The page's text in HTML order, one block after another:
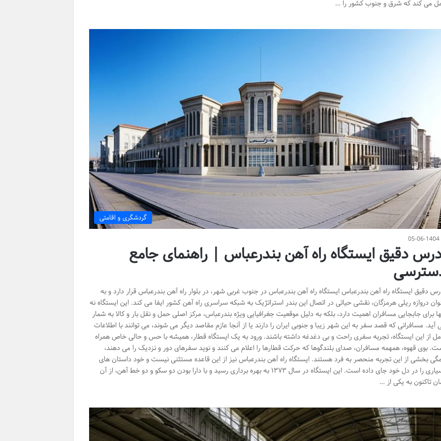
می کند که شرق و جنوب کشور را …
گردشگری و اقامتی
05-06-1404
دقیق ایستگاه راه آهن بندرعباس | راهنمای جامع
دقیق ایستگاه راه آهن بندرعباس ایستگاه راه آهن بندرعباس در جنوب غربی شهر، در بلوار راه آهن بندرعباس قرار دارد و به
دروازه ریلی هرمزگان، نقشی حیاتی در اتصال این بندر استراتژیک به شبکه سراسری راه آهن کشور ایفا می کند. این ایستگاه نه
برای جابجایی مسافران اهمیت دارد، بلکه به دلیل موقعیت جغرافیایی ویژه بندرعباس، مرکز اصلی حمل و نقل بار و کالا به شمار
آید. مسافرانی که قصد سفر به این شهر زیبا و جنوبی ایران را دارند یا از آنجا عازم مقاصد دیگر می شوند، می توانند با اطلاعات
از این ایستگاه، تجربه سفری راحت و بی دغدغه داشته باشند. ورود به یک ایستگاه قطار، همیشه با حس و حالی خاص همراه
بوی قهوه، همهمه مسافران، صدای بلندگوها که حرکت قطارها را اعلام می کنند و نوید سفرهای دور و نزدیک را می دهند،
بخشی از این تجربه منحصر به فرد هستند. ایستگاه راه آهن بندرعباس نیز از این قاعده مستثنی نیست و خود داستان های
بسیاری را در دل خود جای داده است. این ایستگاه در سال ۱۳۷۳ به بهره برداری رسید و با دارا بودن دو سکو و دو خط آهن، از آن
تاکنون به یکی از …